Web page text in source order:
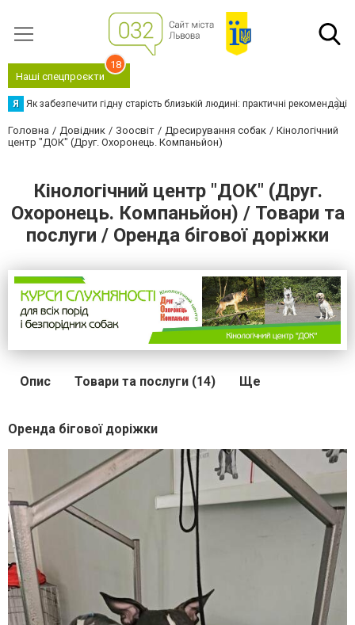
Наші спецпроєкти
18
Я Як забезпечити гідну старість близькій людині: практичні рекомендації
Головна Довідник Зоосвіт Дресирування собак
Кінологічний
центр "ДОК" (Друг. Охоронець. Компаньйон)
Кінологічний центр "ДОК" (Друг.
Охоронець. Компаньйон) / Товари та
послуги / Оренда бігової доріжки
Опис Товари та послуги (14) Ще
Оренда бігової доріжки